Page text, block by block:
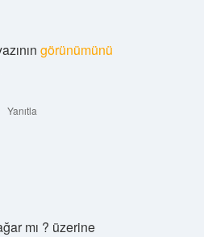
görünümünü
Yanıtla
mı ? üzerine